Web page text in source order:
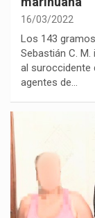
16/03/2022
Los 143
Sebastián C.
al suroccidente
agentes de…